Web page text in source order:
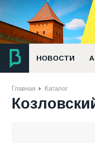
НОВОСТИ
Главная Каталог